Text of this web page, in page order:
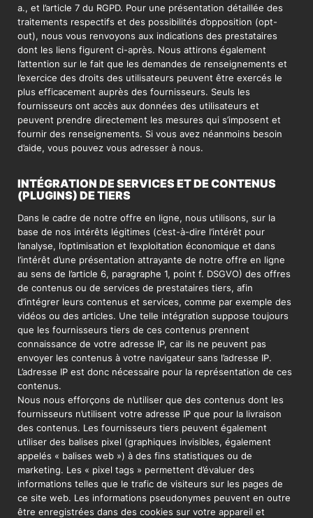
a., et l’article 7 du RGPD. Pour une présentation détaillée des
traitements respectifs et des possibilités d’opposition (opt-
out), nous vous renvoyons aux indications des prestataires
dont les liens figurent ci-après. Nous attirons également
l’attention sur le fait que les demandes de renseignements et
l’exercice des droits des utilisateurs peuvent être exercés le
plus efficacement auprès des fournisseurs. Seuls les
fournisseurs ont accès aux données des utilisateurs et
peuvent prendre directement les mesures qui s’imposent et
fournir des renseignements. Si vous avez néanmoins besoin
d’aide, vous pouvez vous adresser à nous.
INTÉGRATION DE SERVICES ET DE CONTENUS
(PLUGINS) DE TIERS
Dans le cadre de notre offre en ligne, nous utilisons, sur la
base de nos intérêts légitimes (c’est-à-dire l’intérêt pour
l’analyse, l’optimisation et l’exploitation économique et dans
l’intérêt d’une présentation attrayante de notre offre en ligne
au sens de l’article 6, paragraphe 1, point f. DSGVO) des offres
de contenus ou de services de prestataires tiers, afin
d’intégrer leurs contenus et services, comme par exemple des
vidéos ou des articles. Une telle intégration suppose toujours
que les fournisseurs tiers de ces contenus prennent
connaissance de votre adresse IP, car ils ne peuvent pas
envoyer les contenus à votre navigateur sans l’adresse IP.
L’adresse IP est donc nécessaire pour la représentation de ces
contenus.
Nous nous efforçons de n’utiliser que des contenus dont les
fournisseurs n’utilisent votre adresse IP que pour la livraison
des contenus. Les fournisseurs tiers peuvent également
utiliser des balises pixel (graphiques invisibles, également
appelés « balises web ») à des fins statistiques ou de
marketing. Les « pixel tags » permettent d’évaluer des
informations telles que le trafic de visiteurs sur les pages de
ce site web. Les informations pseudonymes peuvent en outre
être enregistrées dans des cookies sur votre appareil et